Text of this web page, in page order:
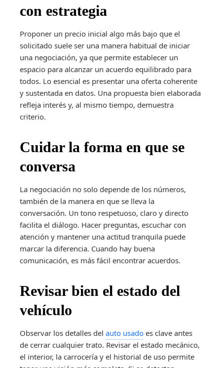
con estrategia
Proponer un precio inicial algo más bajo que el
solicitado suele ser una manera habitual de iniciar
una negociación, ya que permite establecer un
espacio para alcanzar un acuerdo equilibrado para
todos. Lo esencial es presentar una oferta coherente
y sustentada en datos. Una propuesta bien elaborada
refleja interés y, al mismo tiempo, demuestra
criterio.
Cuidar la forma en que se
conversa
La negociación no solo depende de los números,
también de la manera en que se lleva la
conversación. Un tono respetuoso, claro y directo
facilita el diálogo. Hacer preguntas, escuchar con
atención y mantener una actitud tranquila puede
marcar la diferencia. Cuando hay buena
comunicación, es más fácil encontrar acuerdos.
Revisar bien el estado del
vehículo
Observar los detalles del auto usado es clave antes
de cerrar cualquier trato. Revisar el estado mecánico,
el interior, la carrocería y el historial de uso permite